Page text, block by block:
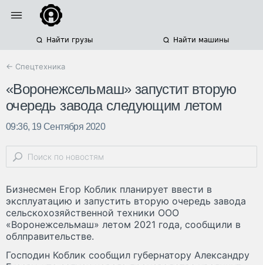
Найти грузы Найти машины
← Спецтехника
«Воронежсельмаш» запустит вторую
очередь завода следующим летом
09:36, 19 Сентября 2020
Бизнесмен Егор Коблик планирует ввести в
эксплуатацию и запустить вторую очередь завода
сельскохозяйственной техники ООО
«Воронежсельмаш» летом 2021 года, сообщили в
облправительстве.
Господин Коблик сообщил губернатору Александру